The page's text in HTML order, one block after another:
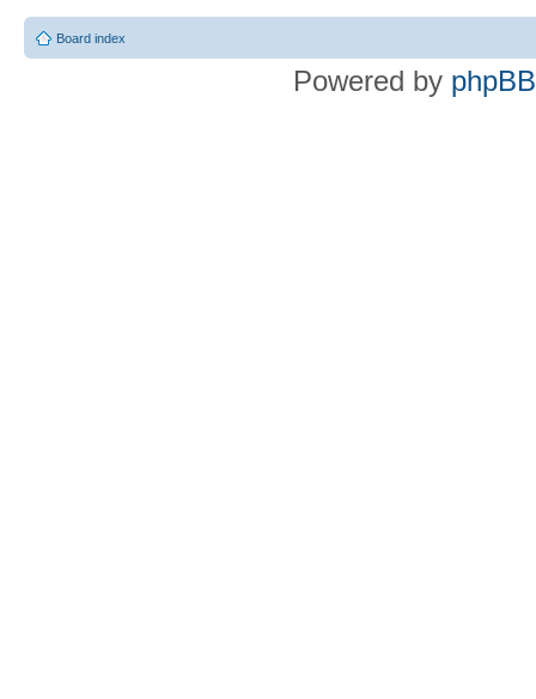
Board index
Powered by phpBB